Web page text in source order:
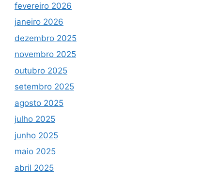
fevereiro 2026
janeiro 2026
dezembro 2025
novembro 2025
outubro 2025
setembro 2025
agosto 2025
julho 2025
junho 2025
maio 2025
abril 2025